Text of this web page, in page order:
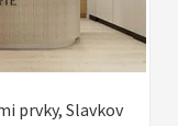
prvky, Slavkov